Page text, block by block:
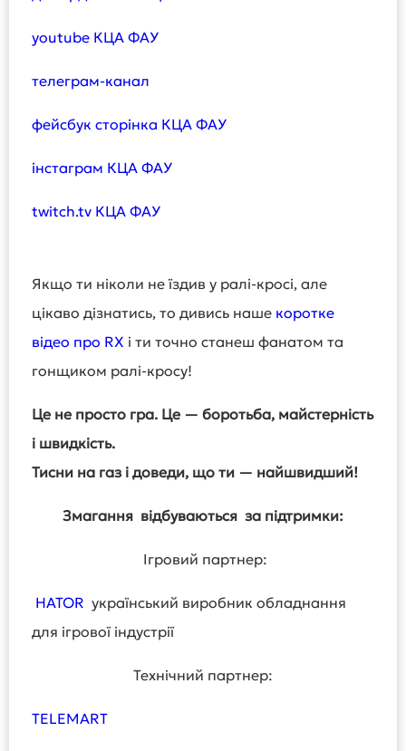
youtube КЦА ФАУ
телеграм-канал
фейсбук сторінка КЦА ФАУ
інстаграм КЦА ФАУ
twitch.tv КЦА ФАУ
Якщо ти ніколи не їздив у ралі-кросі, але
цікаво дізнатись, то дивись наше коротке
відео про RX і ти точно станеш фанатом та
гонщиком ралі-кросу!
Це не просто гра. Це — боротьба, майстерність
і швидкість.
Тисни на газ і доведи, що ти — найшвидший!
Змагання відбуваються за підтримки:
Ігровий партнер:
HATOR український виробник обладнання
для ігрової індустрії
Технічний партнер:
TELEMART